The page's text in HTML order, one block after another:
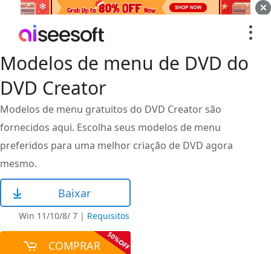
Modelos de menu de DVD do
DVD Creator
Modelos de menu gratuitos do DVD Creator são
fornecidos aqui. Escolha seus modelos de menu
preferidos para uma melhor criação de DVD agora
mesmo.
Baixar
Win 11/10/8/ 7 | Requisitos
COMPRAR